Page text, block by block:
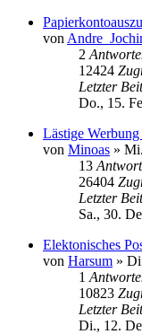
von
2
12424
Letzter
Do., 15.
Lästige
von Minoas »
13
26404
Letzter
Sa., 30.
Elektonisches
von Harsum »
1
10823
Letzter
Di., 12.